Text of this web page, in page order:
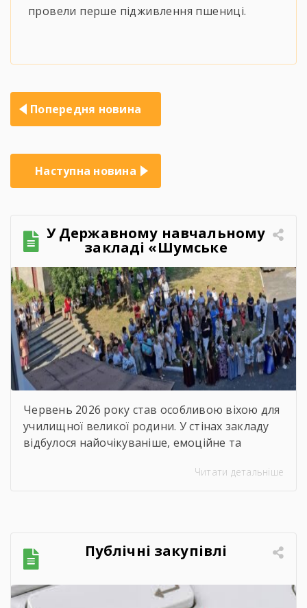
провели перше підживлення пшениці.
Навігація
записів
Попередня новина
Наступна новина
У Державному навчальному
закладі «Шумське
професійно-технічне
училище» відбувся
зворушливий випускний
захід – 2026
Червень 2026 року став особливою віхою для
училищної великої родини. У стінах закладу
відбулося найочікуваніше, емоційне та
Цього дня ми офіційно провели у доросле
своєї мети. Урочиста подія розпочалася з
хвилини мовчання. Схиливши голови, […]
Читати детальніше
Публічні закупівлі